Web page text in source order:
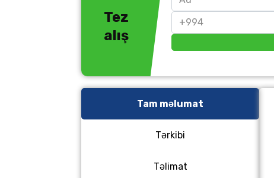
Tez
alış
Tam məlumat
Tərkibi
Təlimat